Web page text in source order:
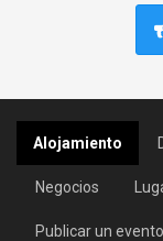
Alojamiento
Negocios
Publicar un evento